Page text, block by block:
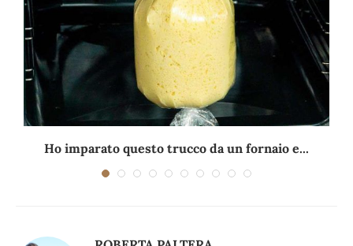
Ho imparato questo trucco da un fornaio e...